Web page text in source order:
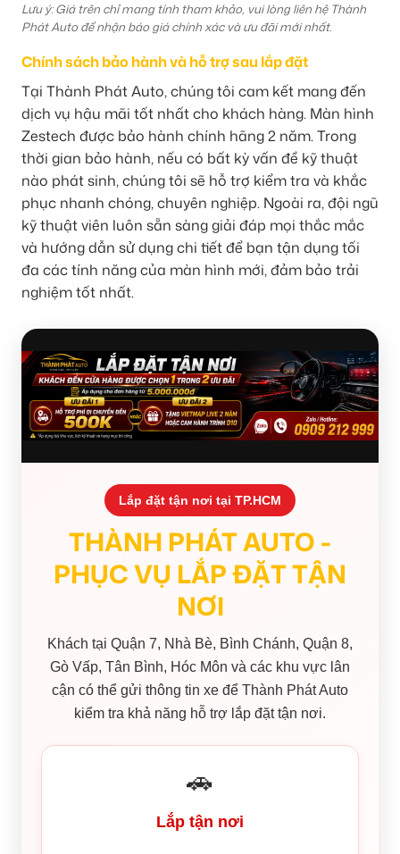
Lưu ý: Giá trên chỉ mang tính tham khảo, vui lòng liên hệ Thành
Phát Auto để nhận báo giá chính xác và ưu đãi mới nhất.
Chính sách bảo hành và hỗ trợ sau lắp đặt
Tại Thành Phát Auto, chúng tôi cam kết mang đến
dịch vụ hậu mãi tốt nhất cho khách hàng. Màn hình
Zestech được bảo hành chính hãng 2 năm. Trong
thời gian bảo hành, nếu có bất kỳ vấn đề kỹ thuật
nào phát sinh, chúng tôi sẽ hỗ trợ kiểm tra và khắc
phục nhanh chóng, chuyên nghiệp. Ngoài ra, đội ngũ
kỹ thuật viên luôn sẵn sàng giải đáp mọi thắc mắc
và hướng dẫn sử dụng chi tiết để bạn tận dụng tối
đa các tính năng của màn hình mới, đảm bảo trải
nghiệm tốt nhất.
Lắp đặt tận nơi tại TP.HCM
THÀNH PHÁT AUTO -
PHỤC VỤ LẮP ĐẶT TẬN
NƠI
Khách tại Quận 7, Nhà Bè, Bình Chánh, Quận 8,
Gò Vấp, Tân Bình, Hóc Môn và các khu vực lân
cận có thể gửi thông tin xe để Thành Phát Auto
kiểm tra khả năng hỗ trợ lắp đặt tận nơi.
🚗
Lắp tận nơi